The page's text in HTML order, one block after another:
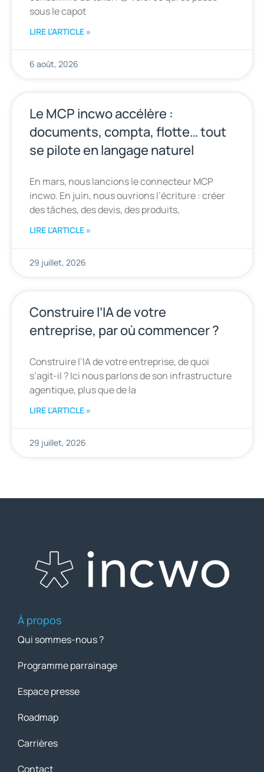
sous le capot
LIRE L'ARTICLE »
6 août, 2026
Le MCP incwo accélère :
documents, compta, flotte… tout
se pilote en langage naturel
En mars, nous lancions le connecteur MCP
incwo. En juin, nous ouvrions l’écriture : créer
des tâches, des devis, des produits,
LIRE L'ARTICLE »
29 juillet, 2026
Construire l’IA de votre
entreprise, par où commencer ?
Construire l’IA de votre entreprise, de quoi
s’agit-il ? Ici nous parlons de son infrastructure
agentique, plus que de la
LIRE L'ARTICLE »
29 juillet, 2026
À propos
Qui sommes-nous ?
Programme parrainage
Espace presse
Roadmap
Carrières
Contact